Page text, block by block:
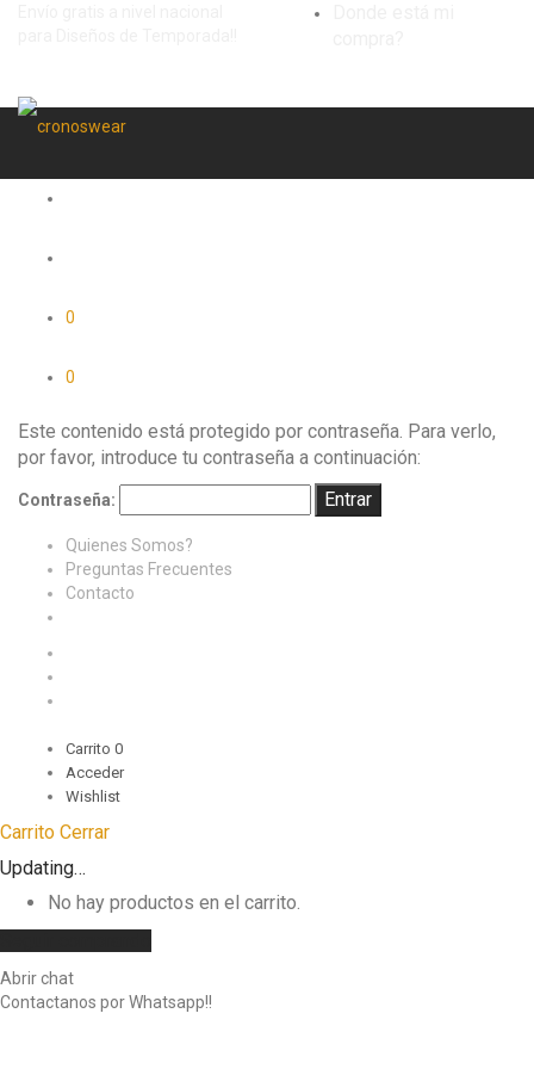
0
0
Este contenido está protegido por contraseña. Para verlo,
por favor, introduce tu contraseña a continuación:
Contraseña:
Quienes Somos?
Preguntas Frecuentes
Contacto
Carrito 0
Acceder
Wishlist
Carrito Cerrar
Updating…
No hay productos en el carrito.
Abrir chat
Contactanos por Whatsapp!!